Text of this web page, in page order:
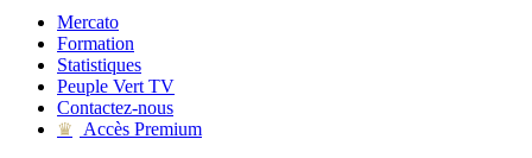
Mercato
Formation
Statistiques
Peuple Vert TV
Contactez-nous
♛
Accès Premium